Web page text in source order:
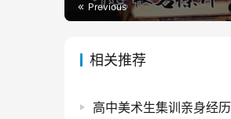
Previous
相关推荐
高中美术生集训亲身经